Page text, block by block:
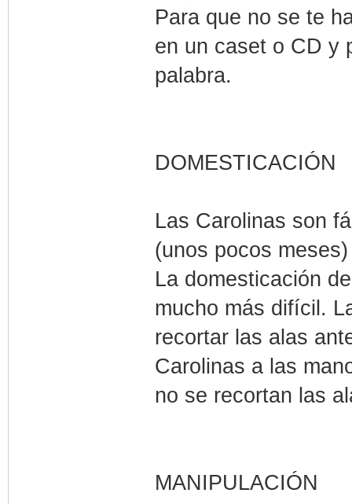
Para que no se te
en un caset o CD y
palabra.
DOMESTICACIÓN
Las Carolinas son
(unos pocos
La domesticación
mucho más difícil.
recortar las alas
Carolinas a las
no se recortan las
MANIPULACIÓN